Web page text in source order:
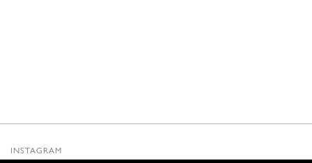
INSTAGRAM